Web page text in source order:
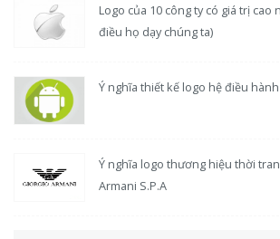
Logo của 10 công ty có giá trị cao
điều họ dạy chúng ta)
Ý nghĩa thiết kế logo hệ điều
Ý nghĩa logo thương hiệu thời
Armani S.P.A